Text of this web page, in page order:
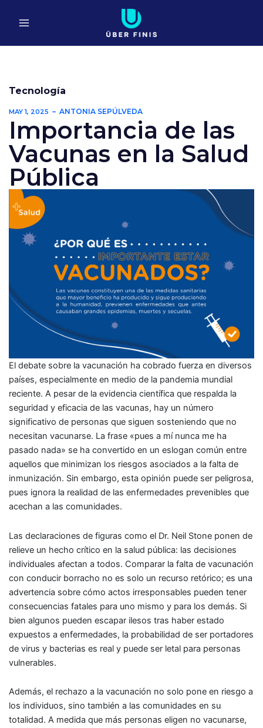
Tecnología
MAY 1, 2025 ANTONIA SEPÚLVEDA
Importancia de las
Vacunas en la Salud
Pública
El debate sobre la vacunación ha cobrado fuerza en diversos
países, especialmente en medio de la pandemia mundial
reciente. A pesar de la evidencia científica que respalda la
seguridad y eficacia de las vacunas, hay un número
significativo de personas que siguen sosteniendo que no
necesitan vacunarse. La frase «pues a mí nunca me ha
pasado nada» se ha convertido en un eslogan común entre
aquellos que minimizan los riesgos asociados a la falta de
inmunización. Sin embargo, esta opinión puede ser peligrosa,
pues ignora la realidad de las enfermedades prevenibles que
acechan a las comunidades.
Las declaraciones de figuras como el Dr. Neil Stone ponen de
relieve un hecho crítico en la salud pública: las decisiones
individuales afectan a todos. Comparar la falta de vacunación
con conducir borracho no es solo un recurso retórico; es una
advertencia sobre cómo actos irresponsables pueden tener
consecuencias fatales para uno mismo y para los demás. Si
bien algunos pueden escapar ilesos tras haber estado
expuestos a enfermedades, la probabilidad de ser portadores
de virus y bacterias es real y puede ser letal para personas
vulnerables.
Además, el rechazo a la vacunación no solo pone en riesgo a
los individuos, sino también a las comunidades en su
totalidad. A medida que más personas eligen no vacunarse,